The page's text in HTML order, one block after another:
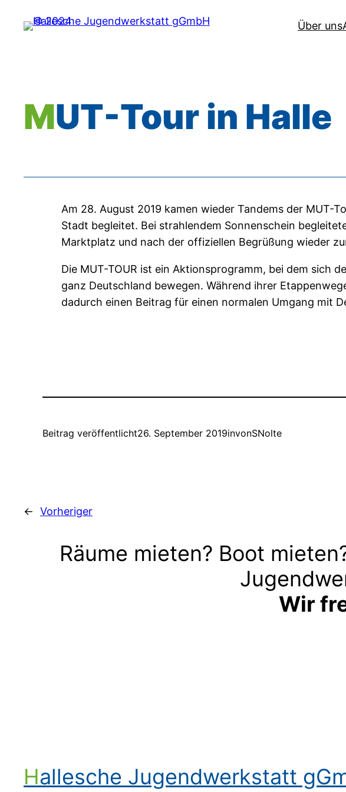
Zum
Über uns
MUT-Tour in Halle
Am 28. August 2019 kamen wieder Tandems der MUT-
Stadt begleitet. Bei strahlendem Sonnenschein
Marktplatz und nach der offiziellen Begrüßung wieder
Die MUT-TOUR ist ein Aktionsprogramm, bei dem sich
ganz Deutschland bewegen. Während ihrer
dadurch einen Beitrag für einen normalen Umgang mit
Beitrag veröffentlicht26. September 2019invonSNolte
← Vorheriger
Räume mieten? Boot
Wir
Hallesche Jugendwerkstatt